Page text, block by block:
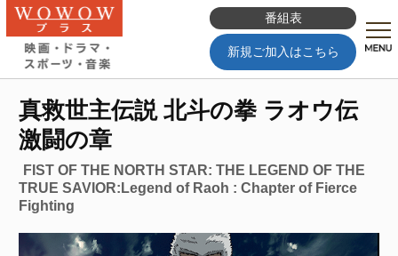
番組表
新規ご加入はこちら
真救世主伝説 北斗の拳 ラオウ伝
激闘の章
FIST OF THE NORTH STAR: THE LEGEND OF THE
TRUE SAVIOR:Legend of Raoh : Chapter of Fierce
Fighting